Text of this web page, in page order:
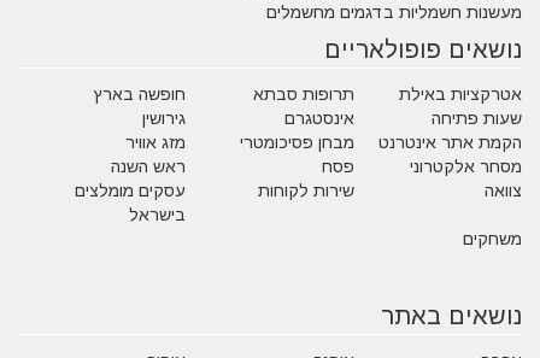
מעשנות חשמליות בדגמים מחשמלים
נושאים פופולאריים
אטרקציות באילת תרופות סבתא
חופשה בארץ
שעות פתיחה
אינסטגרם
גירושין
הקמת אתר אינטרנט
מבחן פסיכומטרי
מזג אוויר
מסחר אלקטרוני
פסח
ראש השנה
צוואה
שירות לקוחות
עסקים מומלצים
בישראל
משחקים
נושאים באתר